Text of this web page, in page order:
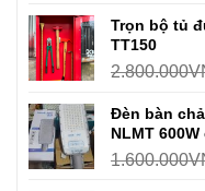
Trọn bộ tủ
TT150
2.800.000
Đèn bàn
NLMT
1.600.000